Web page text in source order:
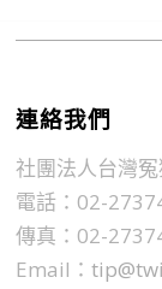
連絡我們
社團法人台灣
電話：02-
傳真：02-
Email：